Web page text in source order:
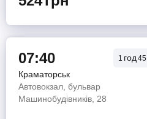
07:40 1 год45
Краматорськ
Автовокзал, бульвар
Машинобудівників, 28